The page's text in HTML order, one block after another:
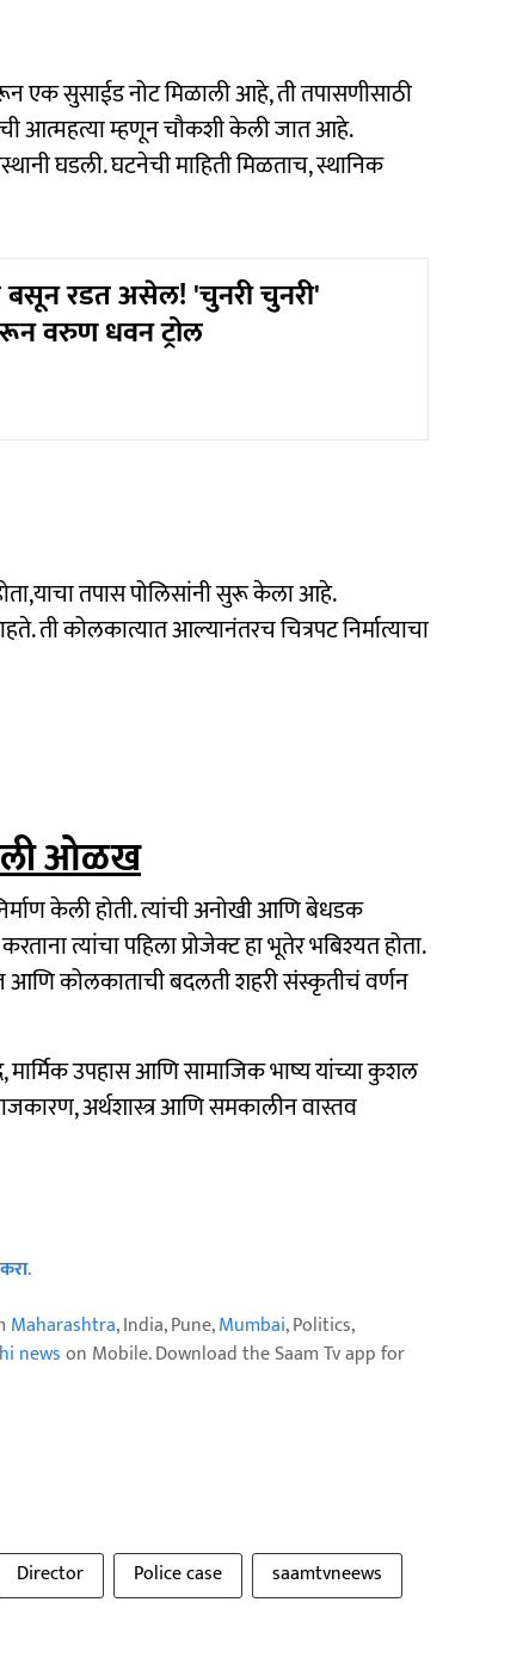
एक सुसाईड नोट मिळाली आहे, ती तपासणीसाठी
आत्महत्या म्हणून चौकशी केली जात आहे.
घडली. घटनेची माहिती मिळताच, स्थानिक
बसून रडत असेल! 'चुनरी चुनरी'
वरुण धवन ट्रोल
तपास पोलिसांनी सुरू केला आहे.
ती कोलकात्यात आल्यानंतरच चित्रपट निर्मात्याचा
ओळख
केली होती. त्यांची अनोखी आणि बेधडक
त्यांचा पहिला प्रोजेक्ट हा भूतेर भबिश्यत होता.
आणि कोलकाताची बदलती शहरी संस्कृतीचं वर्णन
मार्मिक उपहास आणि सामाजिक भाष्य यांच्या कुशल
अर्थशास्त्र आणि समकालीन वास्तव
.
Maharashtra, India, Pune,Mumbai, Politics,
newson Mobile. Download the Saam Tv app for
Director Police case
saamtvneews